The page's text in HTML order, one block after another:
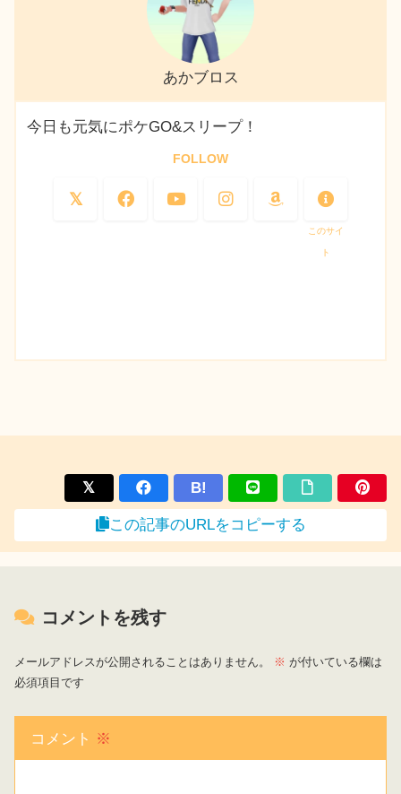
あかブロス
今日も元気にポケGO&スリープ！
FOLLOW
このサイ
ト
B!
この記事のURLをコピーする
コメントを残す
メールアドレスが公開されることはありません。 ※ が付いている欄は
必須項目です
コメント ※